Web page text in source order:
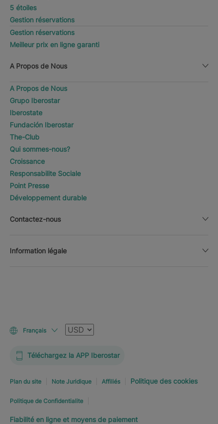
5 étoiles
Gestion réservations
Gestion réservations
Meilleur prix en ligne garanti
A Propos de Nous
A Propos de Nous
Grupo Iberostar
Iberostate
Fundación Iberostar
The-Club
Qui sommes-nous?
Croissance
Responsabilite Sociale
Point Presse
Développement durable
Contactez-nous
Information légale
Français Devise
Téléchargez la APP Iberostar
Plan du site Note Juridique Affiliés Politique des cookies
Politique de Confidentialite
Fiabilité en ligne et moyens de paiement